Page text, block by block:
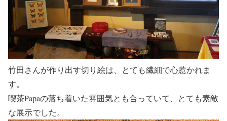
竹田さんが作り出す切り絵は、とても繊細で心惹かれま
す。
喫茶Papaの落ち着いた雰囲気とも合っていて、とても素敵
な展示でした。